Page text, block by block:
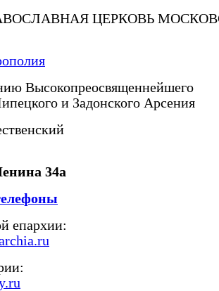
ЦЕРКОВЬ
Высокопреосвященнейшего
и Задонского Арсения
34а
епархии: